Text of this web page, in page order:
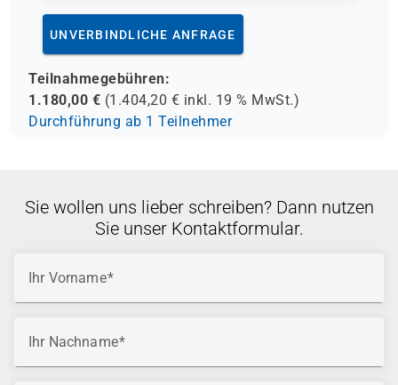
UNVERBINDLICHE ANFRAGE
Teilnahmegebühren:
1.180,00 € (1.404,20 € inkl. 19 % MwSt.)
Durchführung ab 1 Teilnehmer
Sie wollen uns lieber schreiben? Dann nutzen
Sie unser Kontaktformular.
Ihr Vorname
Ihr Nachname